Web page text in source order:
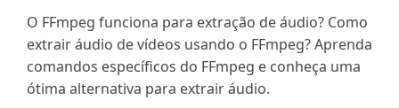
O FFmpeg funciona para extração de áudio? Como
extrair áudio de vídeos usando o FFmpeg? Aprenda
comandos específicos do FFmpeg e conheça uma
ótima alternativa para extrair áudio.